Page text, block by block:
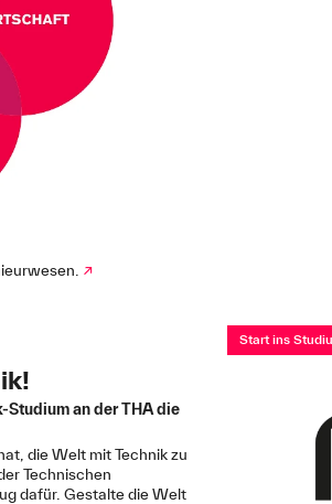
↗
an der THA die
die Welt mit Technik zu
Technischen
dafür. Gestalte die Welt
Start ins